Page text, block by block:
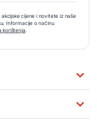
cijene i novitete iz naše
Informacije o načinu
korištenja.